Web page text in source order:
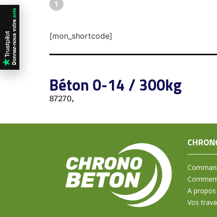
1
[mon_shortcode]
Béton 0-14 / 300kg
87270,
A propos
Vos